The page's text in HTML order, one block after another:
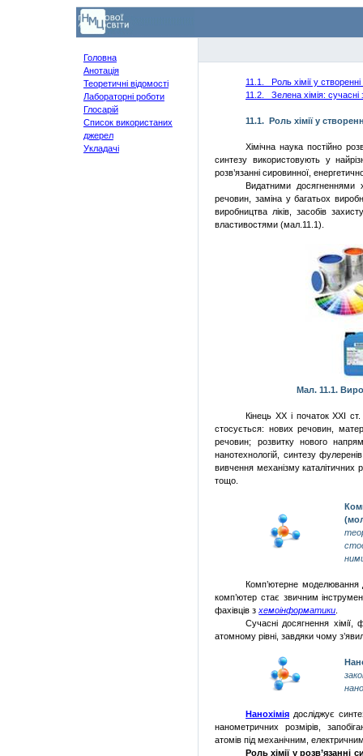
Головна
Анотація
Теоретичні відомості
Лабораторні роботи
Глосарій
Список використаних
джерел
Укладачі
11.1.
Роль хімії у
11.2.
Зелена хімія:
11.1. Роль хімії у
Хімічна наука постійно
синтезу використовують у
розв’язанні сировинної,
Видатними досягненнями
речовин, заміна у багатьох
виробництва ліків, засобів
властивостями (мал.11.1).
Мал. 11.1.
Кінець ХХ і початок ХХІ
стосується: нових речовин,
речовин; розвитку нового
нанотехнологій, синтезу
вивчення механізму каталітичних
тощо.
Комп’ютерне моделювання
комп’ютер стає звичним
фахівців зхемоінформатики
Сучасні досягнення хімії,
атомному рівні, завдяки чому
Нанохімія досліджує
нанометричних розмірів,
атомів під механічним,
Роль хімії у розв’язанні